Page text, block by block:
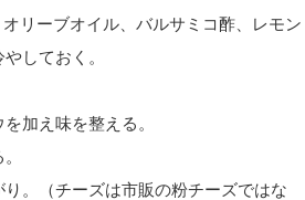
リーブオイル、バルサミコ酢、レモン
しておく。
加え味を整える。
。（チーズは市販の粉チーズではな